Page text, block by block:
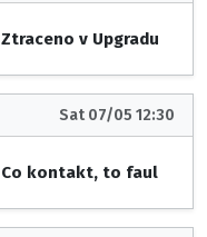
Ztraceno v Upgradu
Sat 07/05 12:30
Co kontakt, to faul